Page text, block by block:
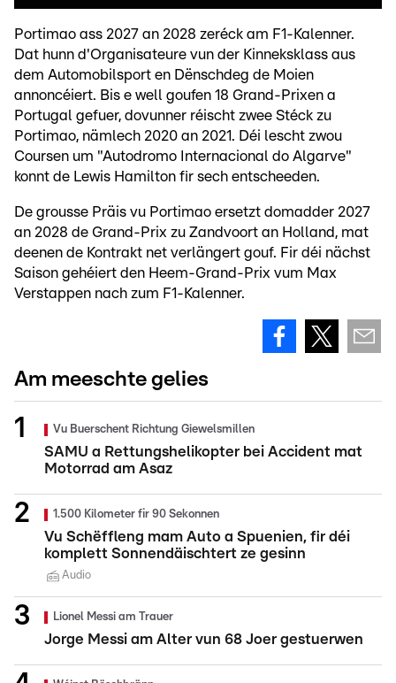
Portimao ass 2027 an 2028 zeréck am F1-Kalenner.
Dat hunn d'Organisateure vun der Kinneksklass aus
dem Automobilsport en Dënschdeg de Moien
annoncéiert. Bis e well goufen 18 Grand-Prixen a
Portugal gefuer, dovunner réischt zwee Stéck zu
Portimao, nämlech 2020 an 2021. Déi lescht zwou
Coursen um "Autodromo Internacional do Algarve"
konnt de Lewis Hamilton fir sech entscheeden.
De grousse Präis vu Portimao ersetzt domadder 2027
an 2028 de Grand-Prix zu Zandvoort an Holland, mat
deenen de Kontrakt net verlängert gouf. Fir déi nächst
Saison gehéiert den Heem-Grand-Prix vum Max
Verstappen nach zum F1-Kalenner.
Am meeschte gelies
Vu Buerschent Richtung Giewelsmillen
SAMU a Rettungshelikopter bei Accident mat
Motorrad am Asaz
1.500 Kilometer fir 90 Sekonnen
Vu Schëffleng mam Auto a Spuenien, fir déi
komplett Sonnendäischtert ze gesinn
Audio
Lionel Messi am Trauer
Jorge Messi am Alter vun 68 Joer gestuerwen